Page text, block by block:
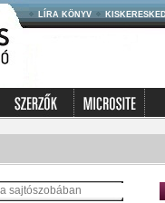
LÍRA KÖNYV